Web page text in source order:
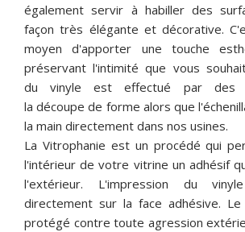
également servir à habiller des
façon très élégante et décorative.
moyen d'apporter une touche
préservant l'intimité que vous
du vinyle est effectué par des
la découpe de forme alors que
la main directement dans nos usines.
La Vitrophanie est un procédé qui
l'intérieur de votre vitrine un adhésif
l'extérieur. L'impression du
directement sur la face adhésive.
protégé contre toute agression